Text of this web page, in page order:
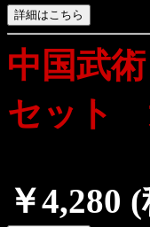
中国武
セット
￥4,280 (